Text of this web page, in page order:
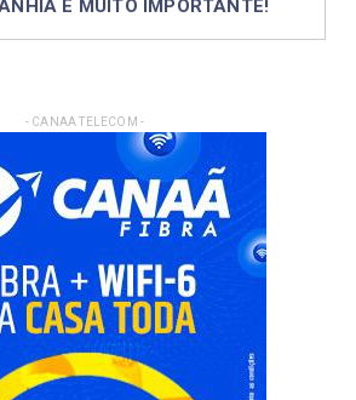
É MUITO IMPORTANTE!
- CANAA TELECOM -